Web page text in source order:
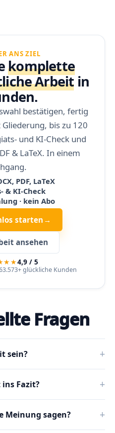
ANS ZIEL
komplette
Arbeit in
bestätigen, fertig
bis zu 120
und KI-Check und
& LaTeX. In einem
PDF, LaTeX
& KI-Check
· kein Abo
starten →
ansehen
4,9 / 5
glückliche Kunden
Fragen
sein?
Fazit?
Meinung sagen?